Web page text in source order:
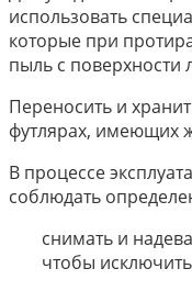
использовать
которые при
пыль с поверхности
Переносить и
футлярах, имеющих
В процессе
соблюдать
снимать и
чтобы